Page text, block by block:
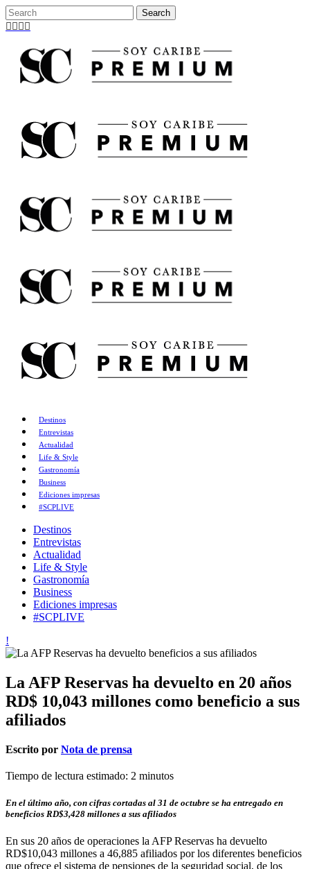
Destinos
Entrevistas
Actualidad
Life & Style
Gastronomía
Business
Ediciones impresas
#SCPLIVE
Destinos
Entrevistas
Actualidad
Life & Style
Gastronomía
Business
Ediciones impresas
#SCPLIVE
La AFP Reservas ha devuelto en 20 años
RD$ 10,043 millones como beneficio a sus
afiliados
Escrito por Nota de prensa
Tiempo de lectura estimado: 2 minutos
En el último año, con cifras cortadas al 31 de octubre se ha entregado en
beneficios RD$3,428 millones a sus afiliados
En sus 20 años de operaciones la AFP Reservas ha devuelto
RD$10,043 millones a 46,885 afiliados por los diferentes beneficios
que ofrece el sistema de pensiones de la seguridad social, de los